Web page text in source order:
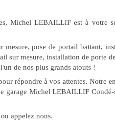
Michel LEBAILLIF est à votre
mesure, pose de portail battant,
sur mesure, installation de porte
de nos plus grands atouts !
répondre à vos attentes. Notre
garage Michel LEBAILLIF Condé-
appelez nous.